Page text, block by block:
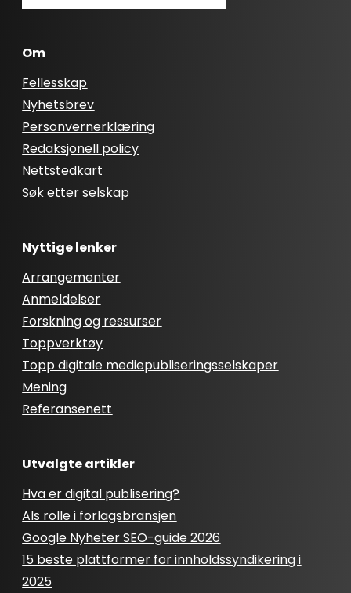
Om
Fellesskap
Nyhetsbrev
Personvernerklæring
Redaksjonell policy
Nettstedkart
Søk etter selskap
Nyttige lenker
Arrangementer
Anmeldelser
Forskning og ressurser
Toppverktøy
Topp digitale mediepubliseringsselskaper
Mening
Referansenett
Utvalgte artikler
Hva er digital publisering?
AIs rolle i forlagsbransjen
Google Nyheter SEO-guide 2026
15 beste plattformer for innholdssyndikering i
2025